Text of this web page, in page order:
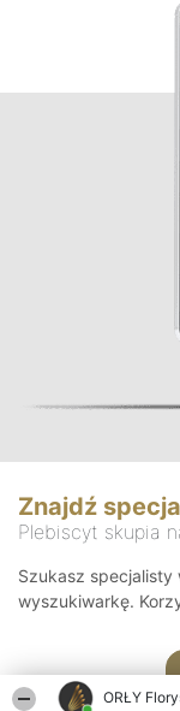
ORŁY
Znajdź
Plebiscyt skupia
Szukasz specjalisty
wyszukiwarkę.